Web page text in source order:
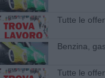
​Tutte le
​Benzina,
​Tutte le